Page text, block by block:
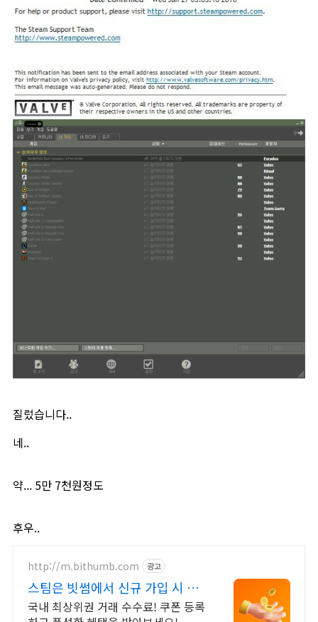
질렀습니다..
네..
약... 5만 7천원정도
후우..
http://m.bithumb.com 광고
스팀은 빗썸에서 신규 가입 시 5
만원 혜택
국내 최상위권 거래 수수료! 쿠폰 등록